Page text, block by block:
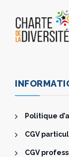
Politique
CGV
CGV